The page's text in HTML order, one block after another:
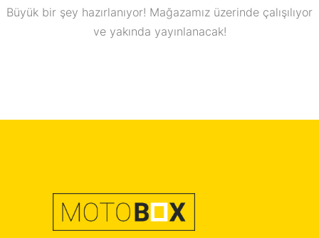
Büyük bir şey hazırlanıyor! Mağazamız üzerinde çalışılıyor
ve yakında yayınlanacak!